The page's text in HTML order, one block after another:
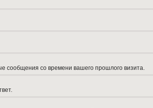
сообщения со времени вашего прошлого визита.